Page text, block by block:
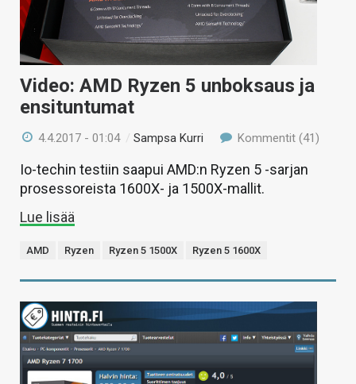
Video: AMD Ryzen 5 unboksaus ja
ensituntumat
4.4.2017 - 01:04 /Sampsa Kurri Kommentit (41)
Io-techin testiin saapui AMD:n Ryzen 5 -sarjan
prosessoreista 1600X- ja 1500X-mallit.
Lue lisää
AMD Ryzen Ryzen 5 1500X Ryzen 5 1600X